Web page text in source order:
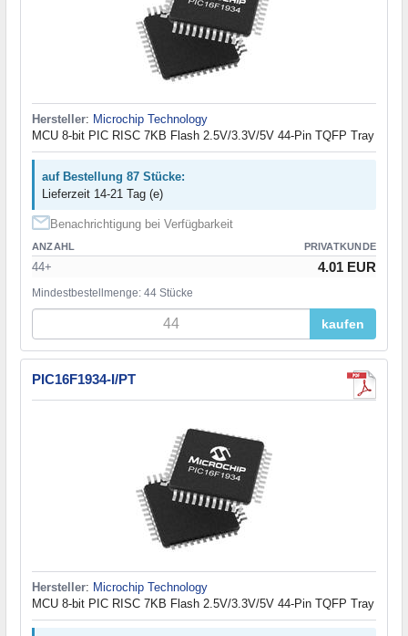
Hersteller: Microchip Technology
MCU 8-bit PIC RISC 7KB Flash 2.5V/3.3V/5V 44-Pin TQFP Tray
auf Bestellung 87 Stücke:
Lieferzeit 14-21 Tag (e)
Benachrichtigung bei Verfügbarkeit
ANZAHL PRIVATKUNDE
44+ 4.01 EUR
Mindestbestellmenge: 44 Stücke
kaufen
PIC16F1934-I/PT
Hersteller: Microchip Technology
MCU 8-bit PIC RISC 7KB Flash 2.5V/3.3V/5V 44-Pin TQFP Tray